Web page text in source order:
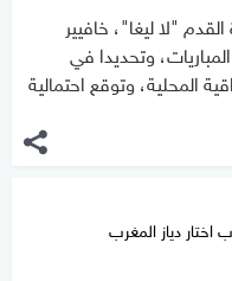
"لا ليغا"، خافيير
وتحديدا في
المحلية، وتوقع احتمالية
اختار دياز المغرب